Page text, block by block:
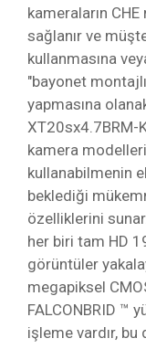
kameraların
sağlanır ve
kullanmasına
"bayonet
yapmasına
XT20sx4.7BRM-
kamera
kullanabilmenin
beklediği
özelliklerini
her biri tam HD
görüntüler
megapiksel
FALCONBRID ™
işleme vardır,